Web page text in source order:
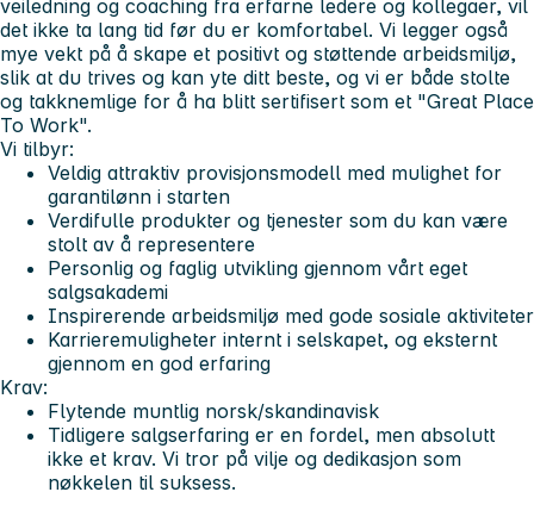
veiledning og coaching fra erfarne ledere og kollegaer, vil
det ikke ta lang tid før du er komfortabel. Vi legger også
mye vekt på å skape et positivt og støttende arbeidsmiljø,
slik at du trives og kan yte ditt beste, og vi er både stolte
og takknemlige for å ha blitt sertifisert som et "Great Place
To Work".
Vi tilbyr:
Veldig attraktiv provisjonsmodell med mulighet for
garantilønn i starten
Verdifulle produkter og tjenester som du kan være
stolt av å representere
Personlig og faglig utvikling gjennom vårt eget
salgsakademi
Inspirerende arbeidsmiljø med gode sosiale aktiviteter
Karrieremuligheter internt i selskapet, og eksternt
gjennom en god erfaring
Krav:
Flytende muntlig norsk/skandinavisk
Tidligere salgserfaring er en fordel, men absolutt
ikke et krav. Vi tror på vilje og dedikasjon som
nøkkelen til suksess.